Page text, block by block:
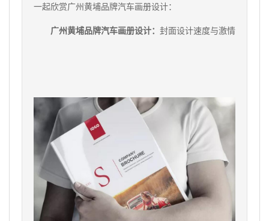
一起欣赏广州黄埔品牌汽车画册设计：
广州黄埔品牌汽车画册设计： 封面设计速度与激情